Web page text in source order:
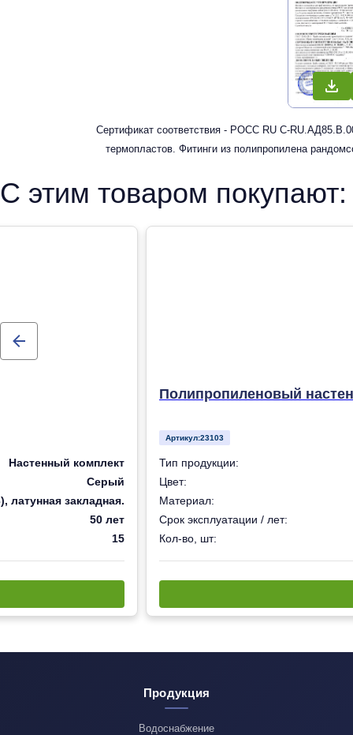
Сертификат соответствия - РОСС RU С-
термопластов. Фитинги из полипропилена
С этим товаром покупают:
Настенный комплект
Серый
латунная закладная.
50 лет
15
Полипропиленовый
Артикул:23103
Тип продукции:
Цвет:
Материал:
Срок эксплуатации / лет:
Кол-во, шт:
Продукция
Водоснабжение